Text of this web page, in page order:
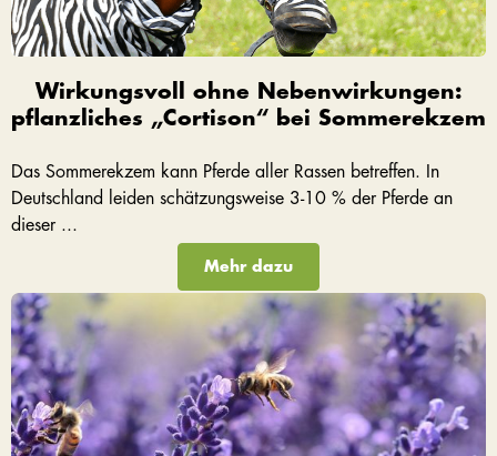
Wirkungsvoll ohne Nebenwirkungen:
pflanzliches „Cortison“ bei Sommerekzem
Das Sommerekzem kann Pferde aller Rassen betreffen. In
Deutschland leiden schätzungsweise 3-10 % der Pferde an
dieser ...
Mehr dazu